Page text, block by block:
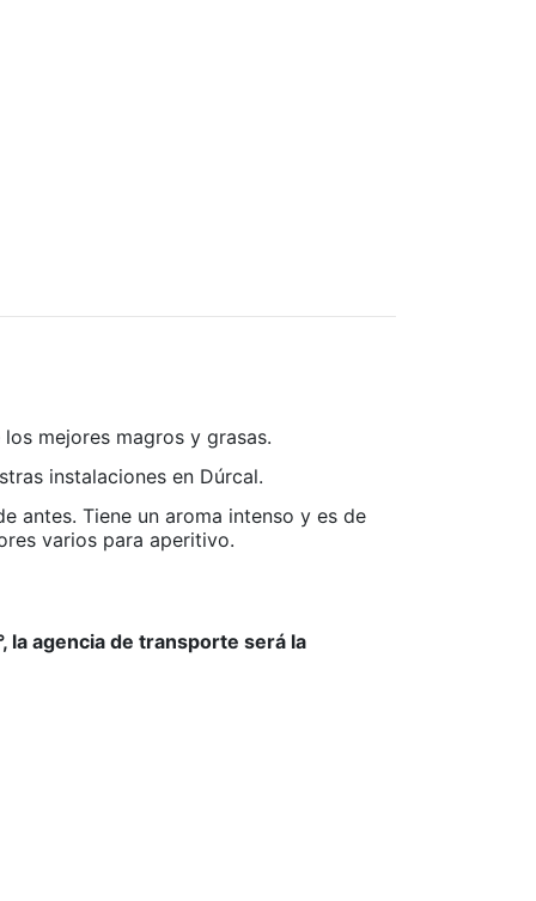
mejores magros y grasas.
instalaciones en Dúrcal.
antes. Tiene un aroma intenso y es de
varios para aperitivo.
la agencia de transporte será la